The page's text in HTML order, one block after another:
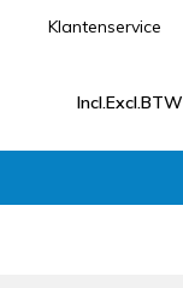
Klantenservice
Incl.Excl.BTW